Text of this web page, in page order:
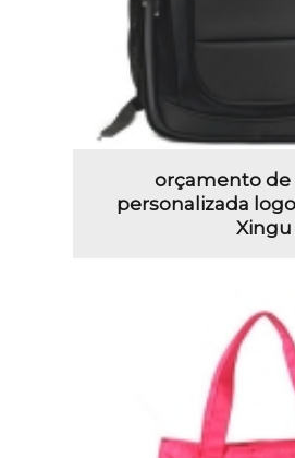
orçamento de
personalizada
Xingu